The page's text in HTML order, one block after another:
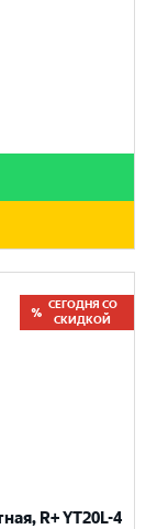
СЕГОДНЯ СО
СКИДКОЙ
R+ YT20L-4